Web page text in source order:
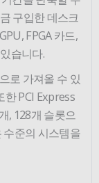
구입한 데스크
FPGA 카드,
습니다.
로 가져올 수 있
한 PCI Express
, 128개 슬롯으
수준의 시스템을